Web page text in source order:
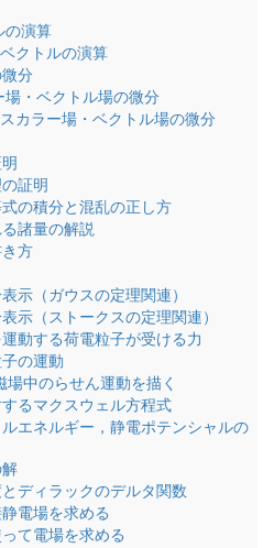
の演算
クトルの演算
分
場・ベクトル場の微分
カラー場・ベクトル場の微分
証明
の積分と混乱の正し方
諸量の解説
方
示（ガウスの定理関連）
示（ストークスの定理関連）
動する荷電粒子が受ける力
の運動
場中のらせん運動を描く
るマクスウェル方程式
エネルギー，静電ポテンシャルの
ディラックのデルタ関数
電場を求める
て電場を求める